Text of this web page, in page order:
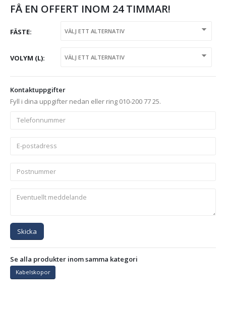
FÅ EN OFFERT INOM 24 TIMMAR!
FÄSTE
VOLYM (L)
Kontaktuppgifter
Fyll i dina uppgifter nedan eller ring 010-200 77 25.
Skicka
Se alla produkter inom samma kategori
Kabelskopor